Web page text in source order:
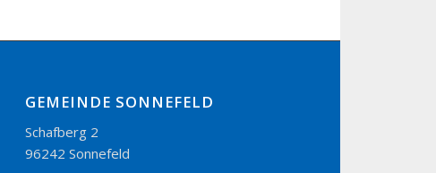
GEMEINDE SONNEFELD
Schafberg 2
96242 Sonnefeld